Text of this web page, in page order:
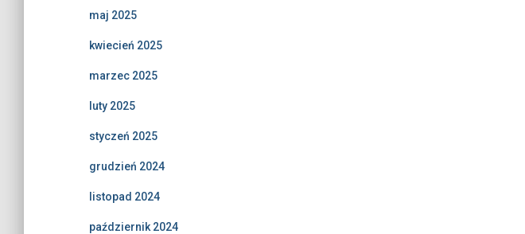
maj 2025
kwiecień 2025
marzec 2025
luty 2025
styczeń 2025
grudzień 2024
listopad 2024
październik 2024